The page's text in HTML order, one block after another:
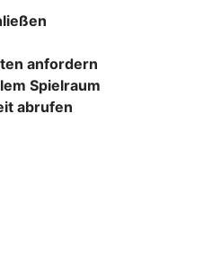
anfordern
Spielraum
abrufen